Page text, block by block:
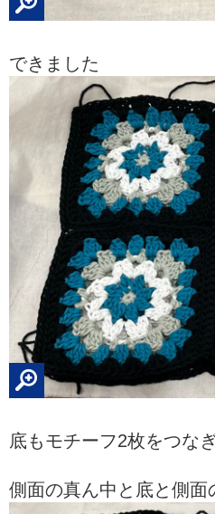
できました
底もモチーフ2枚をつな
側面の真ん中と底と側